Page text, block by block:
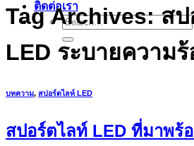
ติดต่อเรา
Search
for:
Tag Archives:สป
LED ระบายความ
บทความ, สปอร์ตไลท์ LED
สปอร์ตไลท์ LED ที่มาพร้